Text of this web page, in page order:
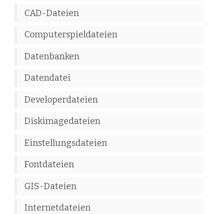
CAD-Dateien
Computerspieldateien
Datenbanken
Datendatei
Developerdateien
Diskimagedateien
Einstellungsdateien
Fontdateien
GIS-Dateien
Internetdateien